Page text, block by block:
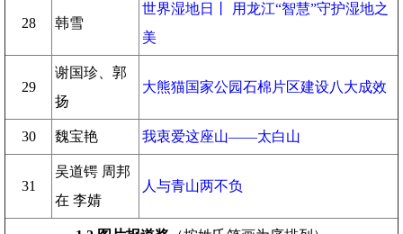
28 韩雪
世界湿地日丨 用龙江“智慧”守护湿地之
美
29
谢国珍、郭
扬
大熊猫国家公园石棉片区建设八大成效
30 魏宝艳 我衷爱这座山——太白山
31
吴道锷 周邦
在 李婧
人与青山两不负